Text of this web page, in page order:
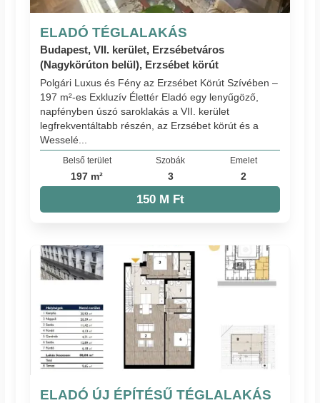
ELADÓ TÉGLALAKÁS
Budapest, VII. kerület, Erzsébetváros
(Nagykörúton belül), Erzsébet körút
Polgári Luxus és Fény az Erzsébet Körút Szívében –
197 m²-es Exkluzív Élettér Eladó egy lenyűgöző,
napfényben úszó saroklakás a VII. kerület
legfrekventáltabb részén, az Erzsébet körút és a
Wesselé...
Belső terület
197 m²
Szobák
3
Emelet
2
150 M Ft
ELADÓ ÚJ ÉPÍTÉSŰ TÉGLALAKÁS